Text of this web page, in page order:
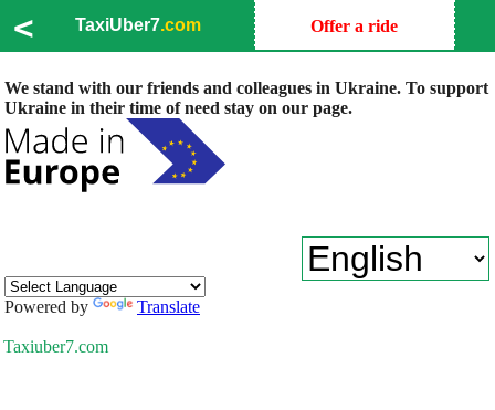
< TaxiUber7.com Offer a ride
We stand with our friends and colleagues in Ukraine. To support
Ukraine in their time of need stay on our page.
Powered by Translate
Taxiuber7.com